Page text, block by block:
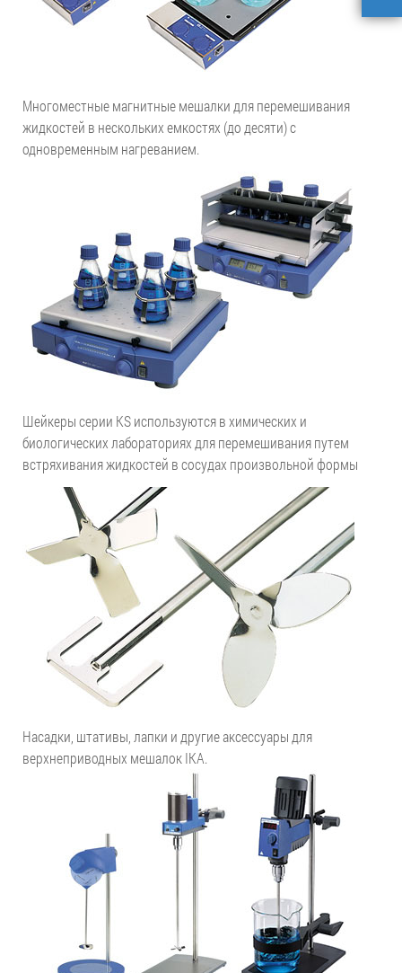
Многоместные магнитные мешалки для перемешивания
жидкостей в нескольких емкостях (до десяти) с
одновременным нагреванием.
Шейкеры серии KS используются в химических и
биологических лабораториях для перемешивания путем
встряхивания жидкостей в сосудах произвольной формы
Насадки, штативы, лапки и другие аксессуары для
верхнеприводных мешалок IKA.